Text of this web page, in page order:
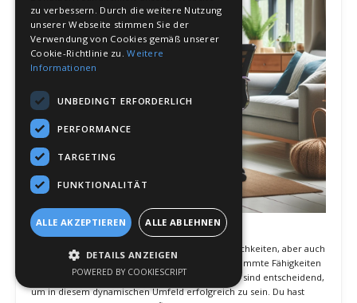
wertvolle Unterstützung und Ratschläge, die dir helfen,
berufliche Herausforderungen zu meistern und dich
weiterzuentwickeln.
Verbesserte Sichtbarkeit
: Durch aktives Netzwerken
erhöhst du deine Sichtbarkeit und wirst als Experte in deiner
Langfristige Strategien und kontinuierliche Verbesserung
: Engagiere dich
kontinuierlich in deinem Netzwerk und sei aktiv in der Pflege
deiner Beziehungen. Netzwerken ist keine einmalige
Aufgabe, sondern ein fortlaufender Prozess.
Netzwerkanalyse: Analysiere regelmäßig dein Netzwerk
und identifiziere Bereiche, in denen du neue Kontakte
knüpfen oder bestehende Beziehungen stärken kannst. Ein
starkes und vielseitiges Netzwerk ist entscheidend für
langfristigen Erfolg.
Austausch und Zusammenarbeit: Fördere den Austausch